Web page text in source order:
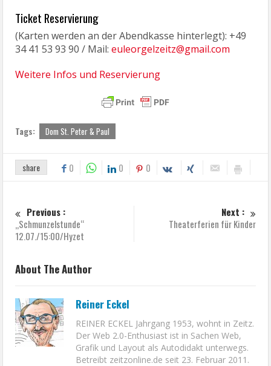
Ticket Reservierung
(Karten werden an der Abendkasse hinterlegt): +49
34 41 53 93 90 / Mail:euleorgelzeitz@gmail.com
Weitere Infos und Reservierung
Tags: Dom St. Peter & Paul
share 0 0 0
Previous :
„Schmunzelstunde“
12.07./15:00/Hyzet
Next :
Theaterferien für Kinder
About The Author
Reiner Eckel
REINER ECKEL Jahrgang 1953, wohnt in Zeitz.
Der Web 2.0-Enthusiast ist in Sachen Web,
Grafik und Layout als Autodidakt unterwegs.
Betreibt zeitzonline.de seit 23. Februar 2011.